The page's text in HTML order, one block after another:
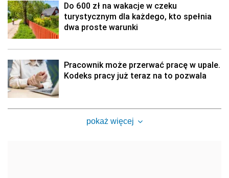
Do 600 zł na wakacje w czeku
turystycznym dla każdego, kto spełnia
dwa proste warunki
Pracownik może przerwać pracę w upale.
Kodeks pracy już teraz na to pozwala
pokaż więcej